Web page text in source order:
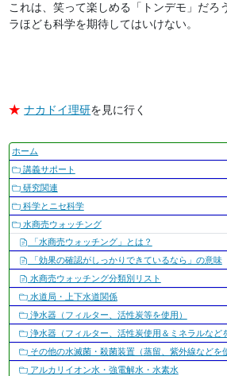
これは、笑って楽しめる「トンデモ」だろ
ラほども科学を期待してはいけない。
★ ナカドイ理研を見に行く
ナ
ビ
ゲ
ー
シ
ョ
ン
ホーム
講義サポート
研究関連
科学とニセ科学
水商売ウォッチング
「水商売ウォッチング」とは？
「効果の確認がしっかりできているなら」の意味
水商売ウォッチング分類別リスト
水道局・上下水道関係
浄水器（フィルター、活性炭等を使用）
浄水器（フィルター、活性炭使用＆ミネラルなど
その他の水滅菌・殺菌装置（蒸留、紫外線などを
アルカリイオン水・強電解水・水素水